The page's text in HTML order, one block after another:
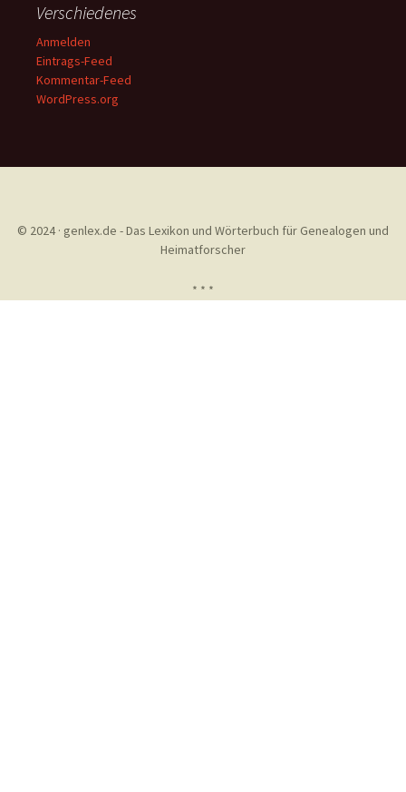
Verschiedenes
Anmelden
Eintrags-Feed
Kommentar-Feed
WordPress.org
© 2024 · genlex.de - Das Lexikon und Wörterbuch für Genealogen und
Heimatforscher
* * *